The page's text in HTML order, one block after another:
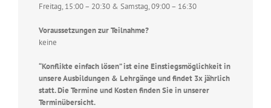
Freitag, 15:00 – 20:30 & Samstag, 09:00 – 16:30
Voraussetzungen zur Teilnahme?
keine
“Konflikte einfach lösen” ist eine Einstiegsmöglichkeit in
unsere Ausbildungen & Lehrgänge und findet 3x jährlich
statt. Die Termine und Kosten finden Sie in unserer
Terminübersicht.